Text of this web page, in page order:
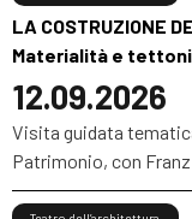
LA COSTRUZIONE
Materialità e
12.09.2026
Visita guidata
Patrimonio, con